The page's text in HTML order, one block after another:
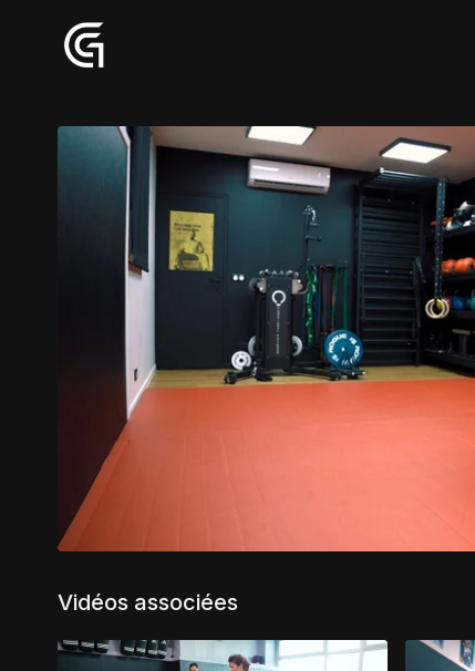
Vidéos associées